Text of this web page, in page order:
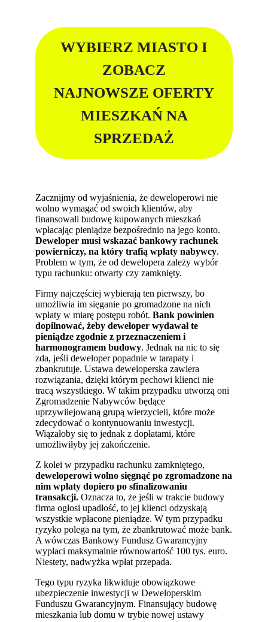
WYBIERZ MIASTO I
ZOBACZ
NAJNOWSZE OFERTY
MIESZKAŃ NA
SPRZEDAŻ
Zacznijmy od wyjaśnienia, że deweloperowi nie
wolno wymagać od swoich klientów, aby
finansowali budowę kupowanych mieszkań
wpłacając pieniądze bezpośrednio na jego konto.
Deweloper musi wskazać bankowy rachunek
powierniczy, na który trafią wpłaty nabywcy.
Problem w tym, że od dewelopera zależy wybór
typu rachunku: otwarty czy zamknięty.
Firmy najczęściej wybierają ten pierwszy, bo
umożliwia im sięganie po gromadzone na nich
wpłaty w miarę postępu robót.Bank powinien
dopilnować, żeby deweloper wydawał te
pieniądze zgodnie z przeznaczeniem i
harmonogramem budowy. Jednak na nic to się
zda, jeśli deweloper popadnie w tarapaty i
zbankrutuje. Ustawa deweloperska zawiera
rozwiązania, dzięki którym pechowi klienci nie
tracą wszystkiego. W takim przypadku utworzą oni
Zgromadzenie Nabywców będące
uprzywilejowaną grupą wierzycieli, które może
zdecydować o kontynuowaniu inwestycji.
Wiązałoby się to jednak z dopłatami, które
umożliwiłyby jej zakończenie.
Z kolei w przypadku rachunku zamkniętego,
deweloperowi wolno sięgnąć po zgromadzone na
nim wpłaty dopiero po sfinalizowaniu
transakcji. Oznacza to, że jeśli w trakcie budowy
firma ogłosi upadłość, to jej klienci odzyskają
wszystkie wpłacone pieniądze. W tym przypadku
ryzyko polega na tym, że zbankrutować może bank.
A wówczas Bankowy Fundusz Gwarancyjny
wypłaci maksymalnie równowartość 100 tys. euro.
Niestety, nadwyżka wpłat przepada.
Tego typu ryzyka likwiduje obowiązkowe
ubezpieczenie inwestycji w Deweloperskim
Funduszu Gwarancyjnym. Finansujący budowę
mieszkania lub domu w trybie nowej ustawy